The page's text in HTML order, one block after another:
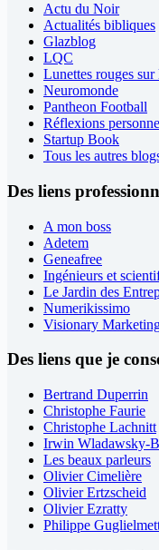
Actu du Noir
Actualités bibliques
Glazblog
LQC
Lunettes rouges
Neuromonde
Pantheon Football
Réflexions
Startup Book
Tous les autres
Des liens
A mon boss
Adetem
Geneafree
Ingénieurs et
Le Jardin des
Numerikissimo
Visionary
Des liens que je
Bertrand Duperrin
Christophe Faurie
Christophe Lachnitt
Irwin Wladawsky-
Les beaux parleurs
Olivier Cimelière
Olivier Ertzscheid
Olivier Ezratty
Philippe